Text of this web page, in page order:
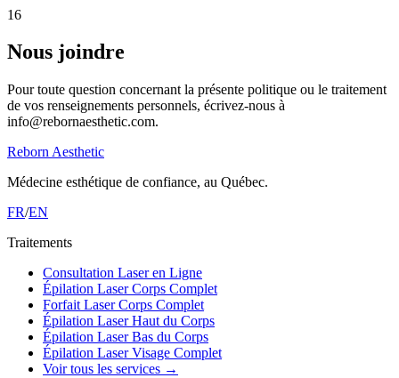
16
Nous joindre
Pour toute question concernant la présente politique ou le traitement
de vos renseignements personnels, écrivez-nous à
info@rebornaesthetic.com.
Reborn Aesthetic
Médecine esthétique de confiance, au Québec.
FR/EN
Traitements
Consultation Laser en Ligne
Épilation Laser Corps Complet
Forfait Laser Corps Complet
Épilation Laser Haut du Corps
Épilation Laser Bas du Corps
Épilation Laser Visage Complet
Voir tous les services →